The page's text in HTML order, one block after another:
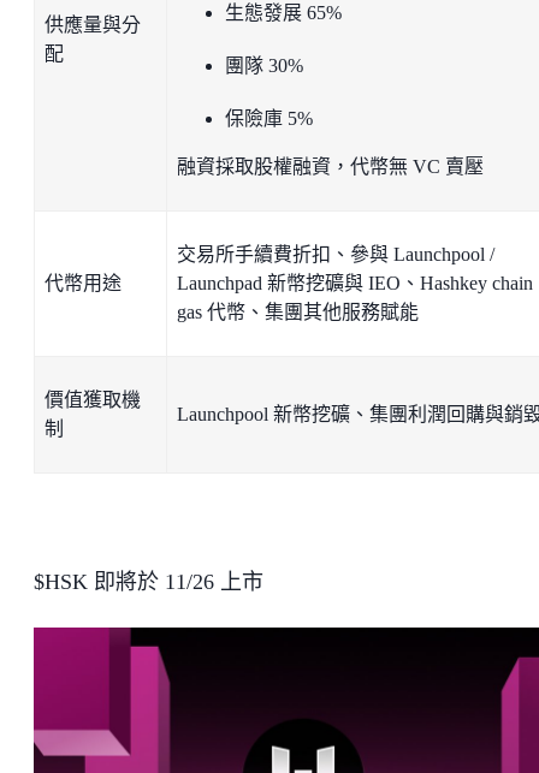
供應量與分
配
生態發展 65%
團隊 30%
保險庫 5%
融資採取股權融資，代幣無 VC 賣壓
代幣用途
交易所手續費折扣、參與 Launchpool /
Launchpad 新幣挖礦與 IEO、Hashkey chain
gas 代幣、集團其他服務賦能
價值獲取機
制
Launchpool 新幣挖礦、集團利潤回購與銷
$HSK 即將於 11/26 上市